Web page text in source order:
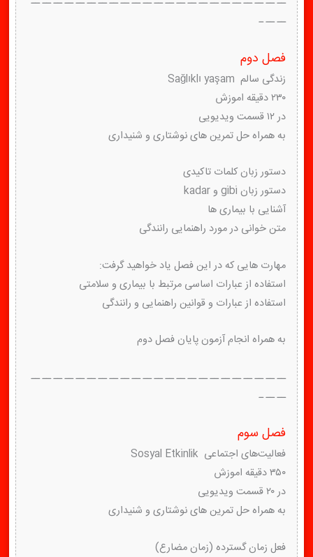
ــ ــ ـ
فصل دوم
زندگی سالم Sağlıklı yaşam
۲۳۰ دقیقه اموزش
در ۱۲ قسمت ویدیویی
به همراه حل تمرین های نوشتاری و شنیداری
دستور زبان کلمات تاکیدی
دستور زبان gibi و kadar
آشنایی با بیماری ها
متن خوانی در مورد راهنمایی رانندگی
مهارت هایی که در این فصل یاد خواهید گرفت:
استفاده از عبارات اساسی مرتبط با بیماری و سلامتی
استفاده از عبارات و قوانین راهنمایی و رانندگی
به همراه انجام آزمون پایان فصل دوم
ــ ــ ــ ــ ــ ــ ــ ــ ــ ــ ــ ــ ــ ــ ــ ــ ــ ــ ــ ــ ــ ــ ــ
ــ ــ ـ
فصل سوم
فعالیت‌های اجتماعی Sosyal Etkinlik
۳۵۰ دقیقه اموزش
در ۲۰ قسمت ویدیویی
به همراه حل تمرین های نوشتاری و شنیداری
فعل زمان گسترده (زمان مضارع)